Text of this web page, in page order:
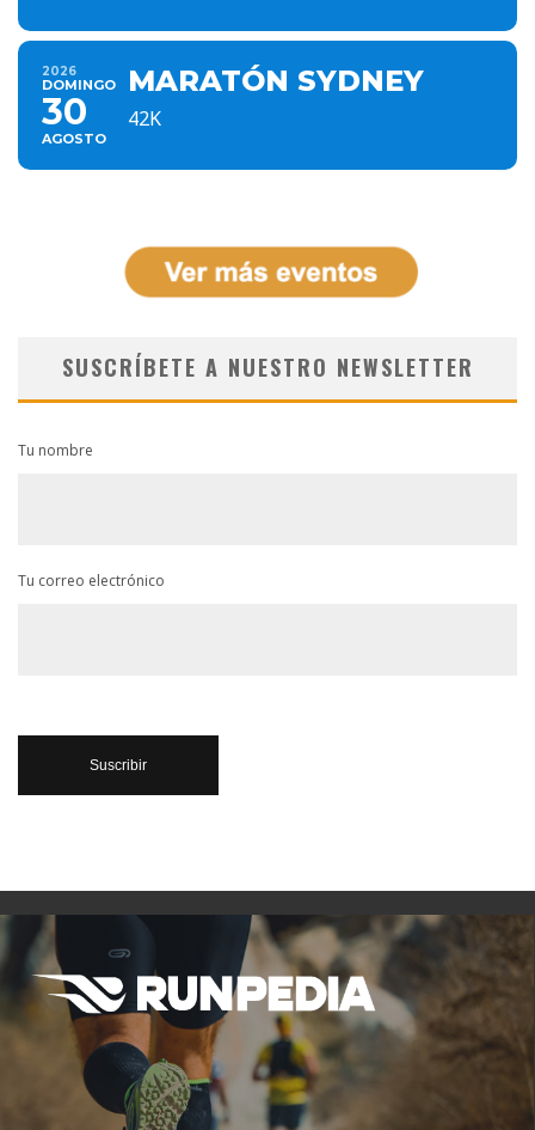
2026
DOMINGO
30
AGOSTO
MARATÓN SYDNEY
42K
SUSCRÍBETE A NUESTRO NEWSLETTER
Tu nombre
Tu correo electrónico